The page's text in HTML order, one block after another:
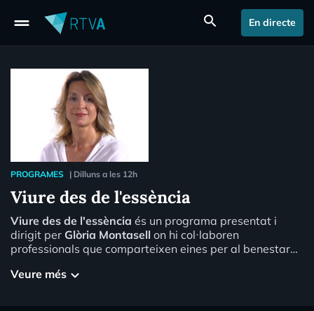
drag_handle search En directe
PROGRAMES | Dilluns a les 12h
Viure des de l'essència
Viure des de l'essència és un programa presentat i
dirigit per Glòria Montasell on hi col·laboren
professionals que comparteixen eines per al benestar
el millor viatge de l'existència . Tot i que moltes
Veure més keyboard_arrow_down